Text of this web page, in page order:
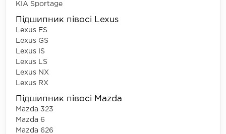
KIA Sportage
Підшипник півосі Lexus
Lexus ES
Lexus GS
Lexus IS
Lexus LS
Lexus NX
Lexus RX
Підшипник півосі Mazda
Mazda 323
Mazda 6
Mazda 626